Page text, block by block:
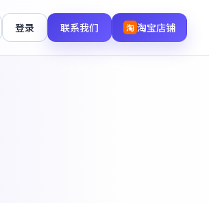
登录 联系我们 淘 淘宝店铺